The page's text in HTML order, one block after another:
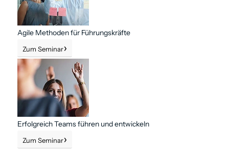
Agile Methoden für Führungskräfte
Zum Seminar
Erfolgreich Teams führen und entwickeln
Zum Seminar